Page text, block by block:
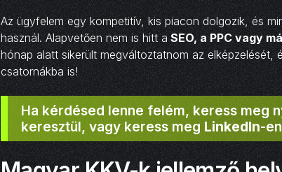
Az ügyfelem egy kompetitív, kis piacon dolgozik, és
használ. Alapvetően nem is hitt a SEO, a PPC vagy
hónap alatt sikerült megváltoztatnom az elképzelését,
csatornákba is!
Ha kérdésed lenne felém, keress meg
keresztül, vagy keress meg LinkedIn-